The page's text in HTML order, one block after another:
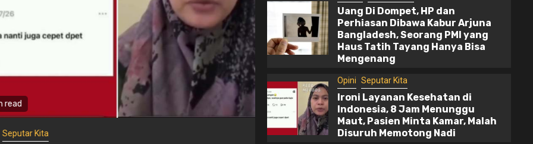
Kita
4 min read
Seputar Kita
Uang Di Dompet, HP dan
Perhiasan Dibawa Kabur Arjuna
Bangladesh, Seorang PMI yang
Haus Tatih Tayang Hanya Bisa
Mengenang
Opini Seputar Kita
Ironi Layanan Kesehatan di
Indonesia, 8 Jam Menunggu
Maut, Pasien Minta Kamar, Malah
Disuruh Memotong Nadi